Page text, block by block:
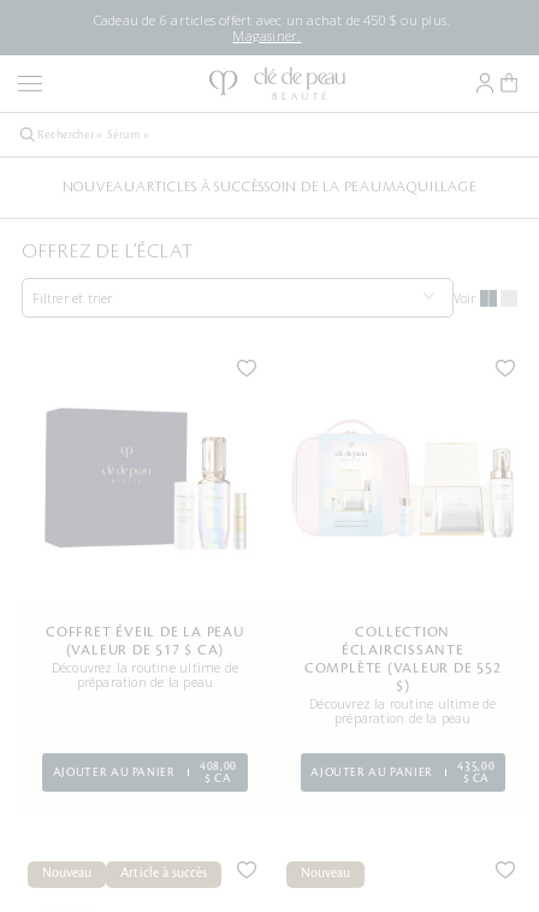
Cadeau de 6 articles offert avec un achat de 450 $ ou plus.
Magasiner.
NOUVEAUARTICLES À SUCCÈSSOIN DE LA PEAUMAQUILLAGE
OFFREZ DE L’ÉCLAT
Filtrer et trier Voir
COFFRET ÉVEIL DE LA PEAU
(VALEUR DE 517 $ CA)
Découvrez la routine ultime de
préparation de la peau
AJOUTER AU PANIER
408,00
$ CA
COLLECTION
ÉCLAIRCISSANTE
COMPLÈTE (VALEUR DE 552
$)
Découvrez la routine ultime de
préparation de la peau
AJOUTER AU PANIER
435,00
$ CA
Nouveau Article à succès Nouveau